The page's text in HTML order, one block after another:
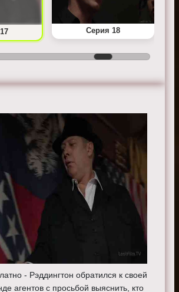
Серия 18
- Рэддингтон обратился к своей
агентов с просьбой выяснить, кто